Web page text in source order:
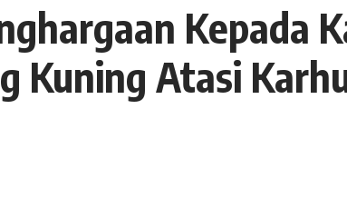
Kepada
Kuning Atasi